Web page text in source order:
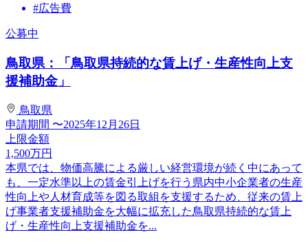
#広告費
公募中
鳥取県：「鳥取県持続的な賃上げ・生産性向上支
援補助金」
鳥取県
申請期間 〜2025年12月26日
上限金額
1,500万円
本県では、物価高騰による厳しい経営環境が続く中にあって
も、一定水準以上の賃金引上げを行う県内中小企業者の生産
性向上や人材育成等を図る取組を支援するため、従来の賃上
げ事業者支援補助金を大幅に拡充した鳥取県持続的な賃上
げ・生産性向上支援補助金を...